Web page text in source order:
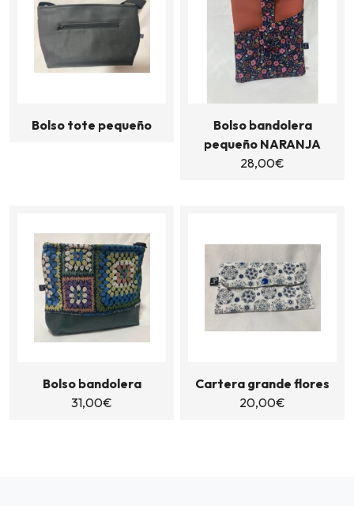
Bolso tote pequeño
Bolso bandolera
pequeño NARANJA
28,00€
Bolso bandolera
31,00€
Cartera grande flores
20,00€